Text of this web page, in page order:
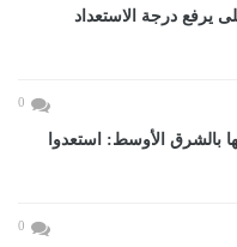
يرفع درجة الاستعداد
0
بالشرق الأوسط: استعدوا
0